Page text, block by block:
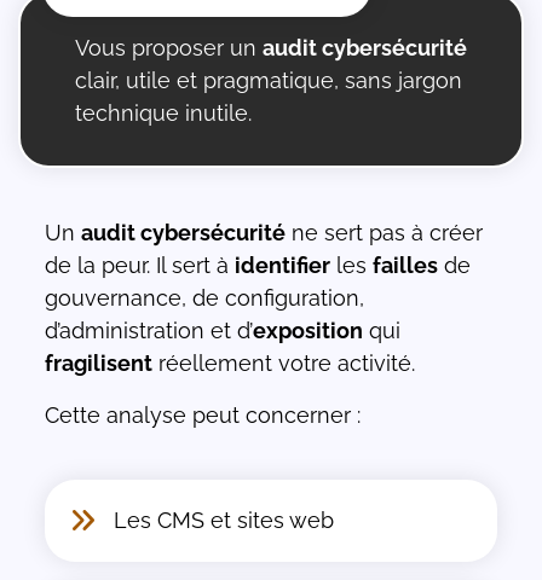
Vous proposer un audit cybersécurité
clair, utile et pragmatique, sans jargon
technique inutile.
Unaudit cybersécurité ne sert pas à créer
de la peur. Il sert à identifier lesfailles de
gouvernance, de configuration,
d’administration et d’exposition qui
fragilisent réellement votre activité.
Cette analyse peut concerner :
Les CMS et sites web